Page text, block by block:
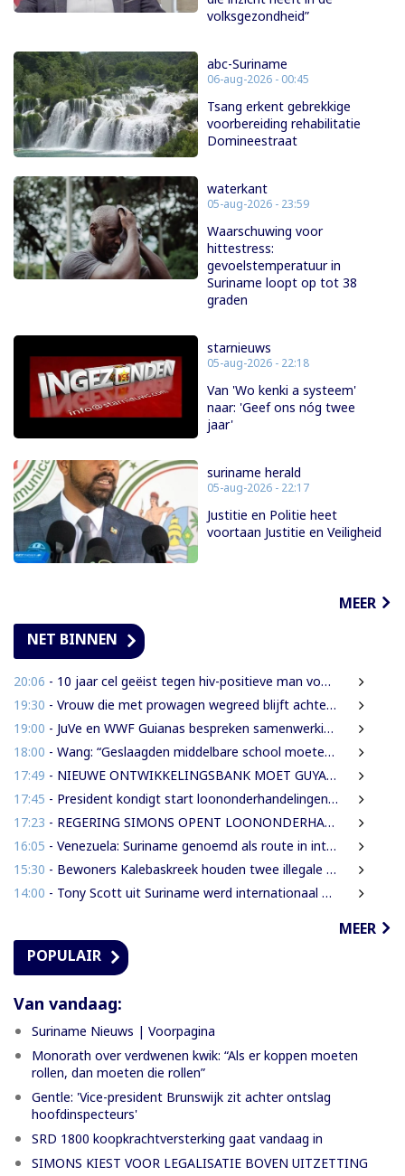
volksgezondheid”
abc-Suriname
06-aug-2026 - 00:45
Tsang erkent gebrekkige
voorbereiding rehabilitatie
Domineestraat
waterkant
05-aug-2026 - 23:59
Waarschuwing voor
hittestress:
gevoelstemperatuur in
Suriname loopt op tot 38
graden
starnieuws
05-aug-2026 - 22:18
Van 'Wo kenki a systeem'
naar: 'Geef ons nóg twee
jaar'
suriname herald
05-aug-2026 - 22:17
Justitie en Politie heet
voortaan Justitie en Veiligheid
MEER
NET BINNEN
20:06 - 10 jaar cel geëist tegen hiv-positieve man voor vrijheidsberoving, mishandeling en verkrachting van sekswerkster
19:30 - Vrouw die met prowagen wegreed blijft achter tralies
19:00 - JuVe en WWF Guianas bespreken samenwerking rond natuurbescherming
18:00 - Wang: “Geslaagden middelbare school moeten 450 SRD betalen om diploma te ontvangen”
17:49 - NIEUWE ONTWIKKELINGSBANK MOET GUYANESE BEDRIJVEN KLAARSTOMEN OM BUITENLANDSE BEDRIJVEN TE VERVANGEN
17:45 - President kondigt start loononderhandelingen met vakbonden aan
17:23 - REGERING SIMONS OPENT LOONONDERHANDELINGEN MET OVERHEIDSVAKBONDEN NA LICHTE FINANCIËLE ADEMRUIMTE
16:05 - Venezuela: Suriname genoemd als route in internationale cocaïnesmokkel naar Europa
15:30 - Bewoners Kalebaskreek houden twee illegale vreemdelingen aan met vuurwapen en communicatieapparatuur
14:00 - Tony Scott uit Suriname werd internationaal bekend door zijn hiphouse muziek
MEER
POPULAIR
Van vandaag:
Suriname Nieuws | Voorpagina
Monorath over verdwenen kwik: “Als er koppen moeten
rollen, dan moeten die rollen”
Gentle: 'Vice-president Brunswijk zit achter ontslag
hoofdinspecteurs'
SRD 1800 koopkrachtversterking gaat vandaag in
SIMONS KIEST VOOR LEGALISATIE BOVEN UITZETTING